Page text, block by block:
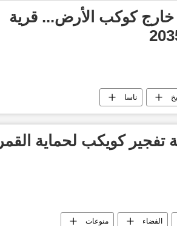
خارج كوكب الأرض... قرية
ناسا
تفجير كويكب لحماية القمر
الفضاء منوعات